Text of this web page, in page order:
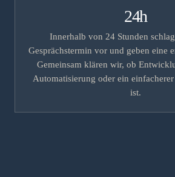
24h
Innerhalb von 24 Stunden
Gesprächstermin vor und geben eine
Gemeinsam klären wir, ob
Automatisierung oder ein
ist.